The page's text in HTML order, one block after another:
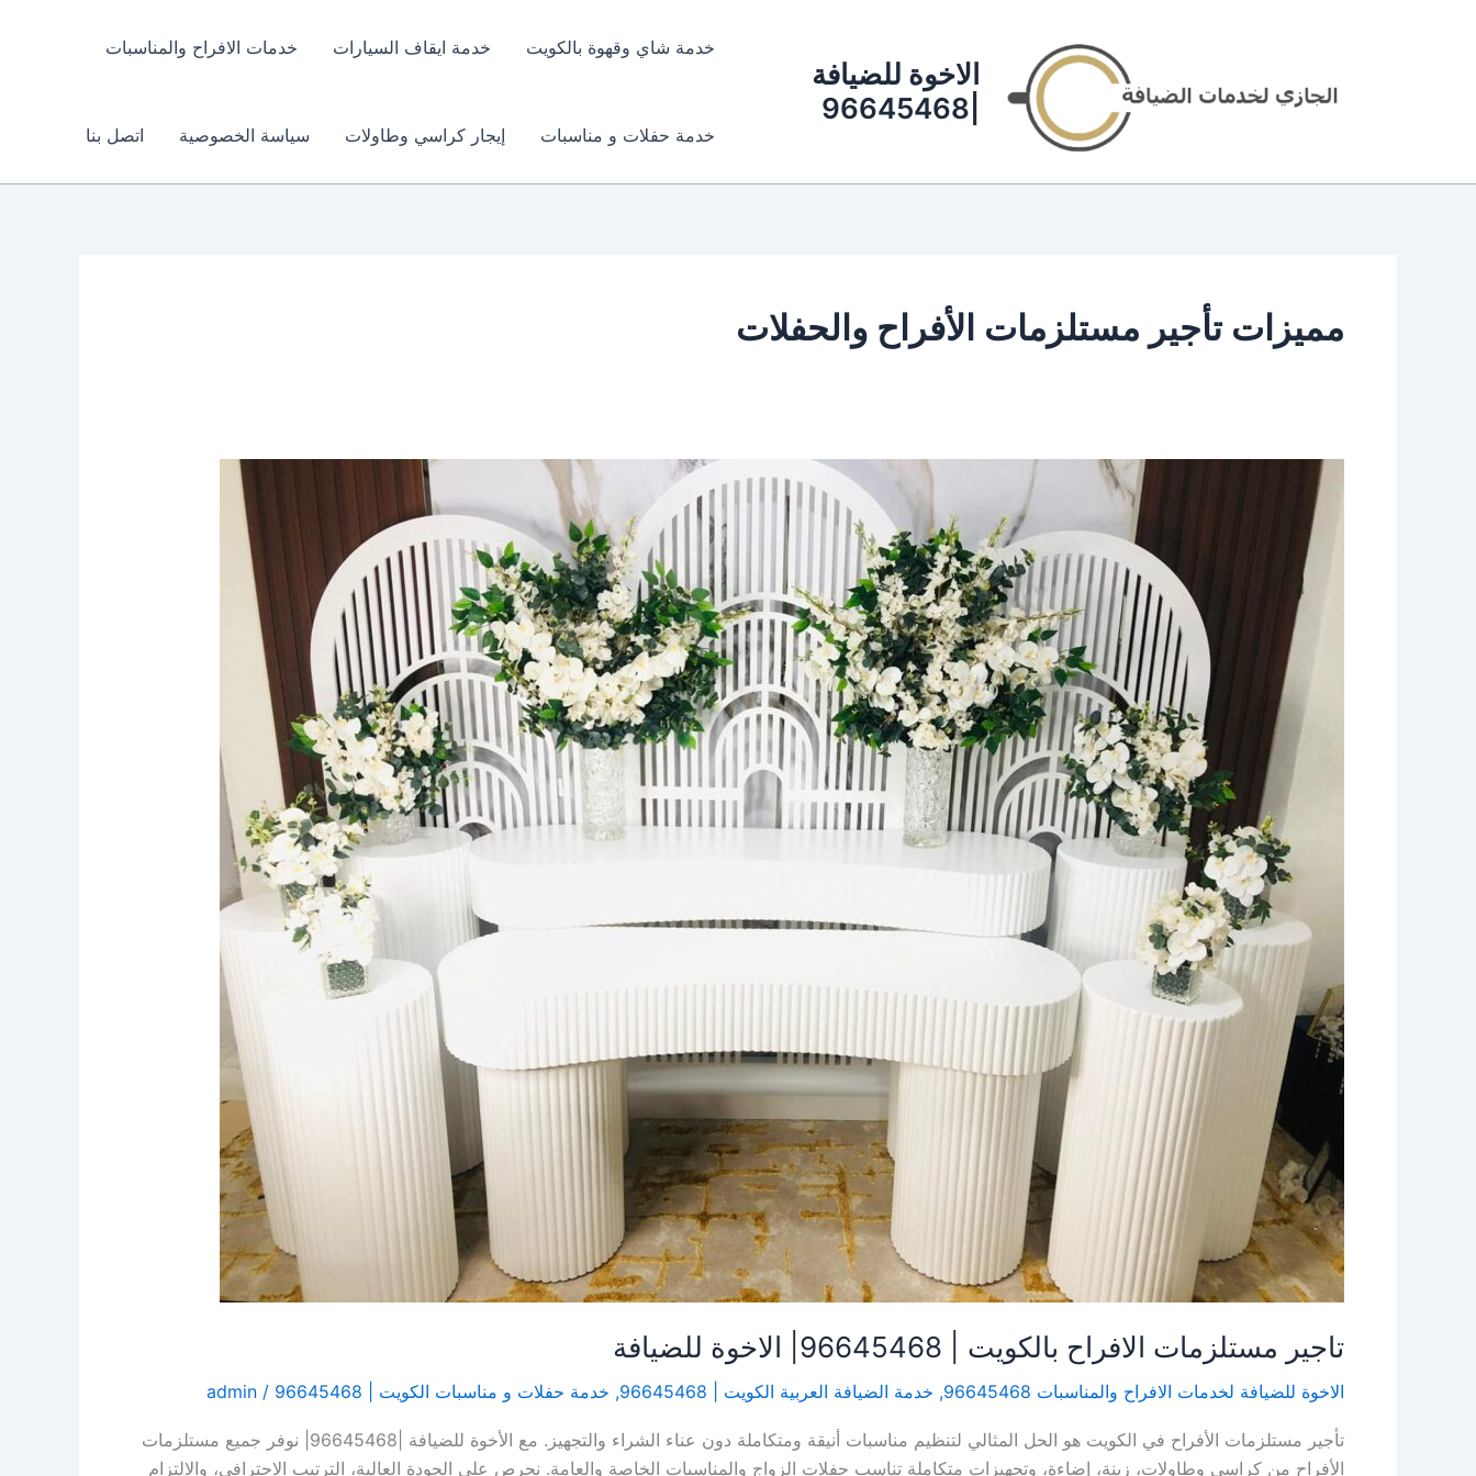
الاخوة للضيافة
خدمة شاي وقهوة بالكويت خدمة ايقاف السيارات خدمات الافراح والمناسبات
خدمة حفلات و مناسبات إيجار كراسي وطاولات سياسة الخصوصية اتصل بنا
مميزات تأجير مستلزمات الأفراح والحفلات
تاجير مستلزمات الافراح بالكويت | 96645468| الاخوة للضيافة
الاخوة للضيافة لخدمات الافراح والمناسبات 96645468 , خدمة الضيافة العربية الكويت | 96645468 , خدمة حفلات و مناسبات الكويت | 96645468 /
admin
تأجير مستلزمات الأفراح في الكويت هو الحل المثالي لتنظيم مناسبات أنيقة ومتكاملة دون عناء الشراء والتجهيز. مع الأخوة للضيافة |96645468| نوفر جميع مستلزمات
الأفراح من كراسي وطاولات، زينة، إضاءة، وتجهيزات متكاملة تناسب حفلات الزواج والمناسبات الخاصة والعامة. نحرص على الجودة العالية، الترتيب الاحترافي، والالتزام
تاجير
مستلزمات
الافراح
بالكويت